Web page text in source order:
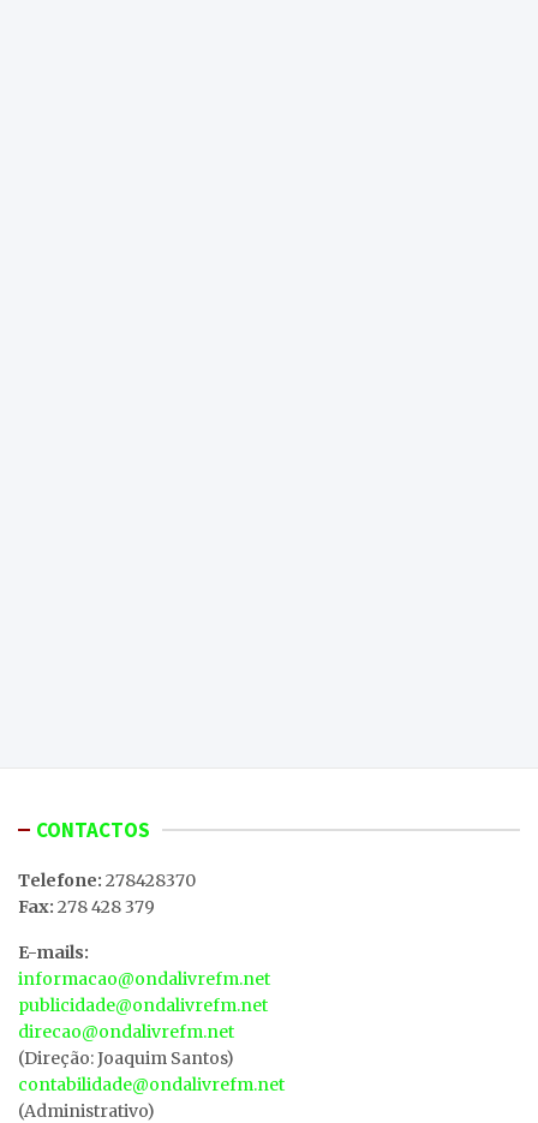
CONTACTOS
Telefone: 278428370
Fax: 278 428 379
E-mails:
informacao@ondalivrefm.net
publicidade@ondalivrefm.net
direcao@ondalivrefm.net
(Direção: Joaquim Santos)
contabilidade@ondalivrefm.net
(Administrativo)